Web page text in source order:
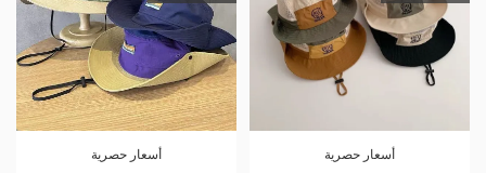
أسعار حصرية أسعار حصرية